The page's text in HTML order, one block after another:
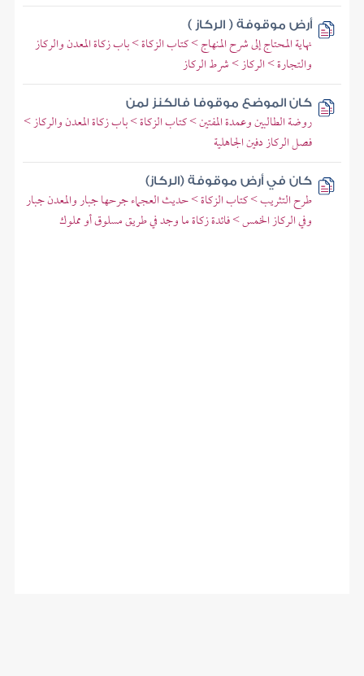
أرض موقوفة ( الركاز )
نهاية المحتاج إلى شرح المنهاج > كتاب الزكاة > باب زكاة المعدن والركاز
والتجارة > الركاز > شرط الركاز
كان الموضع موقوفا فالكنز لمن
روضة الطالبين وعمدة المفتين > كتاب الزكاة > باب زكاة المعدن والركاز >
فصل الركاز دفين الجاهلية
كان في أرض موقوفة (الركاز)
طرح التثريب > كتاب الزكاة > حديث العجماء جرحها جبار والمعدن جبار
وفي الركاز الخمس > فائدة زكاة ما وجد في طريق مسلوق أو مملوك